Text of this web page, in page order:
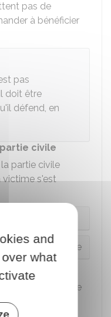
pas de
à bénéficier
pas
doit être
défend, en
civile
partie civile
s'est
au greffe
débats et veille
and
what